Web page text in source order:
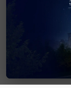
Yönetim